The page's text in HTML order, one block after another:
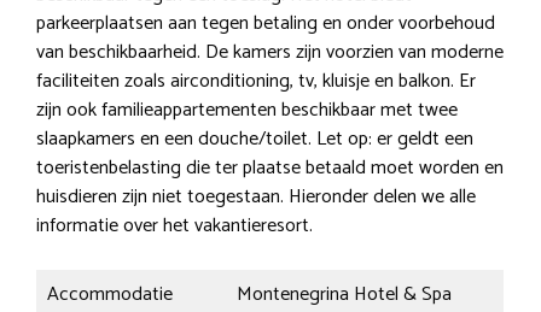
parkeerplaatsen aan tegen betaling en onder voorbehoud
van beschikbaarheid. De kamers zijn voorzien van moderne
faciliteiten zoals airconditioning, tv, kluisje en balkon. Er
zijn ook familieappartementen beschikbaar met twee
slaapkamers en een douche/toilet. Let op: er geldt een
toeristenbelasting die ter plaatse betaald moet worden en
huisdieren zijn niet toegestaan. Hieronder delen we alle
informatie over het vakantieresort.
Accommodatie
Montenegrina Hotel & Spa